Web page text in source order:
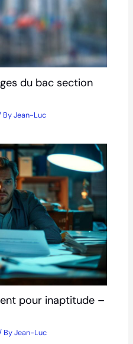
du bac section
ByJean-Luc
pour inaptitude –
ByJean-Luc